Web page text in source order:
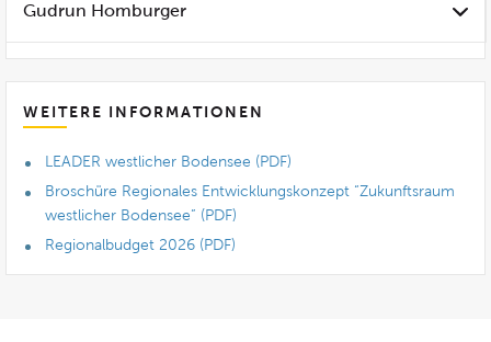
Gudrun Homburger
WEITERE INFORMATIONEN
LEADER westlicher Bodensee (PDF)
Broschüre Regionales Entwicklungskonzept “Zukunftsraum
westlicher Bodensee” (PDF)
Regionalbudget 2026 (PDF)